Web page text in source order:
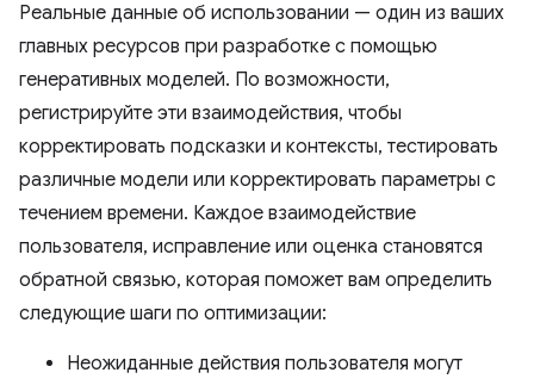
Реальные данные об использовании — один из ваших
главных ресурсов при разработке с помощью
генеративных моделей. По возможности,
регистрируйте эти взаимодействия, чтобы
корректировать подсказки и контексты, тестировать
различные модели или корректировать параметры с
течением времени. Каждое взаимодействие
пользователя, исправление или оценка становятся
обратной связью, которая поможет вам определить
следующие шаги по оптимизации:
Неожиданные действия пользователя могут